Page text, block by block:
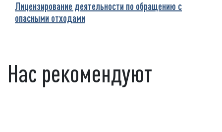
Лицензирование деятельности по обращению с
опасными отходами
Нас рекомендуют